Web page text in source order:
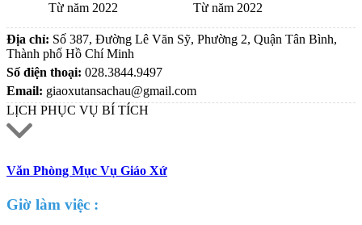
Từ năm 2022
Từ năm 2022
Địa chỉ: Số 387, Đường Lê Văn Sỹ, Phường 2, Quận Tân Bình,
Thành phố Hồ Chí Minh
Số điện thoại: 028.3844.9497
Email: giaoxutansachau@gmail.com
LỊCH PHỤC VỤ BÍ TÍCH
Văn Phòng Mục Vụ Giáo Xứ
Giờ làm việc :